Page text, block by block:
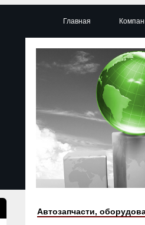
Главная
Автозапчасти,